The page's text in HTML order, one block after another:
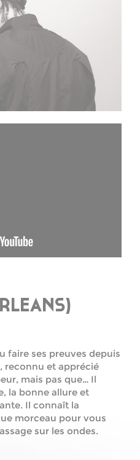
faire ses preuves depuis
reconnu et apprécié
mais pas que… Il
la bonne allure et
Il connaît la
morceau pour vous
sur les ondes.